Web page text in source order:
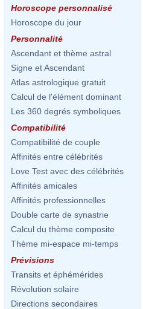
Horoscope personnalisé
Horoscope du jour
Personnalité
Ascendant et thème astral
Signe et Ascendant
Atlas astrologique gratuit
Calcul de l'élément dominant
Les 360 degrés symboliques
Compatibilité
Compatibilité de couple
Affinités entre célébrités
Love Test avec des célébrités
Affinités amicales
Affinités professionnelles
Double carte de synastrie
Calcul du thème composite
Thème mi-espace mi-temps
Prévisions
Transits et éphémérides
Révolution solaire
Directions secondaires